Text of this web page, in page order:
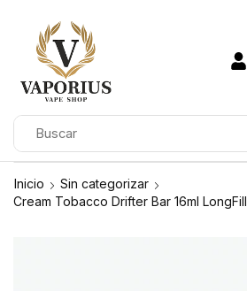
Inicio
Sin categorizar
Cream Tobacco Drifter Bar 16ml LongFill